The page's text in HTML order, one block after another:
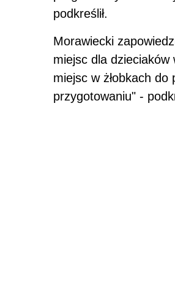
podkreślił.
Morawiecki
miejsc dla dzieciaków
miejsc w żłobkach
przygotowaniu" -